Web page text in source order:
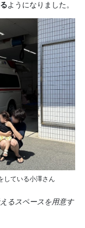
ようになりました。
している小澤さん
るスペースを用意す